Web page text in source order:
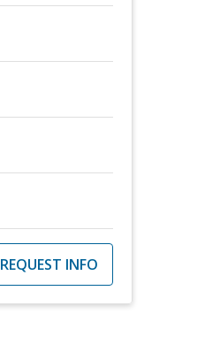
REQUEST INFO